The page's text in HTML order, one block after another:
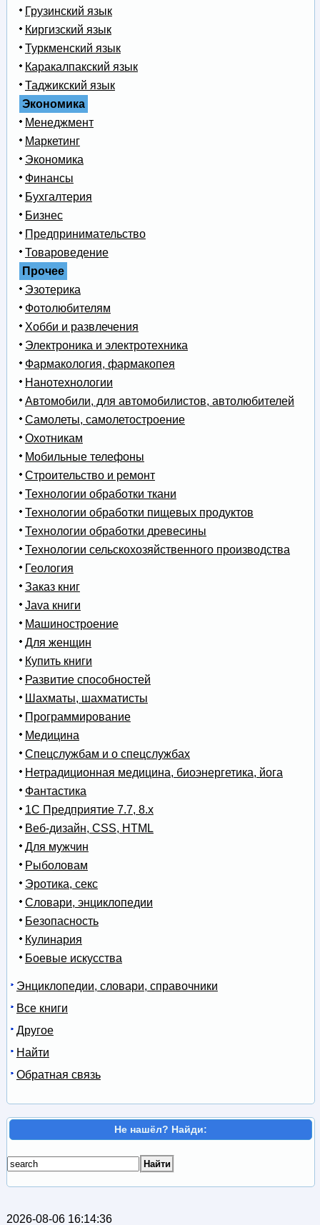
Грузинский язык
Киргизский язык
Туркменский язык
Каракалпакский язык
Таджикский язык
Экономика
Менеджмент
Маркетинг
Экономика
Финансы
Бухгалтерия
Бизнес
Предпринимательство
Товароведение
Прочее
Эзотерика
Фотолюбителям
Хобби и развлечения
Электроника и электротехника
Фармакология, фармакопея
Нанотехнологии
Автомобили, для автомобилистов, автолюбителей
Самолеты, самолетостроение
Охотникам
Мобильные телефоны
Строительство и ремонт
Технологии обработки ткани
Технологии обработки пищевых продуктов
Технологии обработки древесины
Технологии сельскохозяйственного производства
Геология
Заказ книг
Java книги
Машиностроение
Для женщин
Купить книги
Развитие способностей
Шахматы, шахматисты
Программирование
Медицина
Спецслужбам и о спецслужбах
Нетрадиционная медицина, биоэнергетика, йога
Фантастика
1С Предприятие 7.7, 8.x
Веб-дизайн, CSS, HTML
Для мужчин
Рыболовам
Эротика, секс
Словари, энциклопедии
Безопасность
Кулинария
Боевые искусства
Энциклопедии, словари, справочники
Все книги
Другое
Найти
Обратная связь
Не нашёл? Найди:
2026-08-06 16:14:36